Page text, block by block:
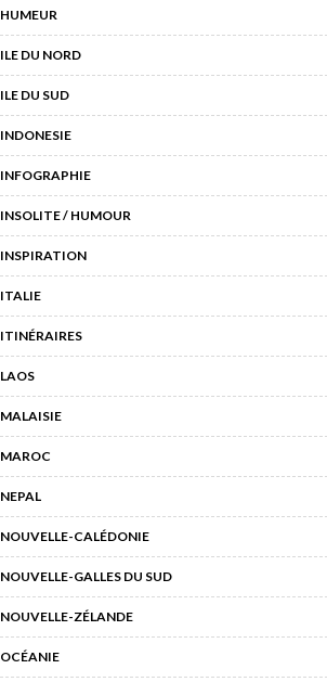
HUMEUR
ILE DU NORD
ILE DU SUD
INDONESIE
INFOGRAPHIE
INSOLITE / HUMOUR
INSPIRATION
ITALIE
ITINÉRAIRES
LAOS
MALAISIE
MAROC
NEPAL
NOUVELLE-CALÉDONIE
NOUVELLE-GALLES DU SUD
NOUVELLE-ZÉLANDE
OCÉANIE